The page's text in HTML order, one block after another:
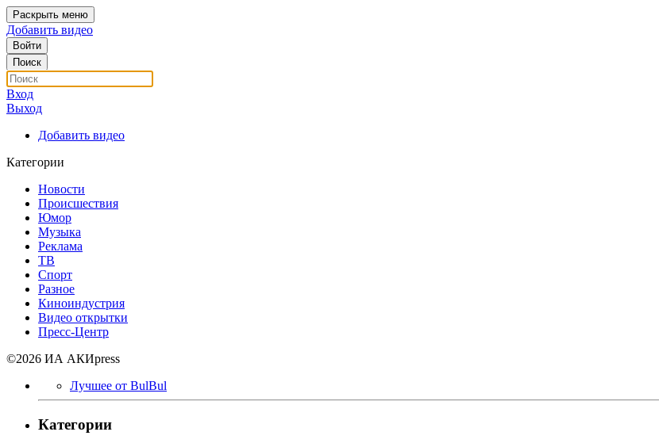
Раскрыть меню
Добавить видео
Войти
Поиск
Вход
Выход
Добавить видео
Категории
Новости
Происшествия
Юмор
Музыка
Реклама
ТВ
Спорт
Разное
Киноиндустрия
Видео открытки
Пресс-Центр
©2026 ИА АКИpress
Лучшее от BulBul
Категории